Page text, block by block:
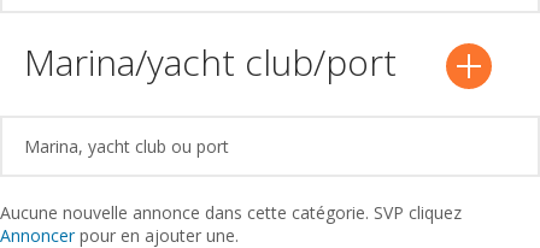
Marina/yacht club/port
Marina, yacht club ou port
Aucune nouvelle annonce dans cette catégorie. SVP cliquez
Annoncerpour en ajouter une.